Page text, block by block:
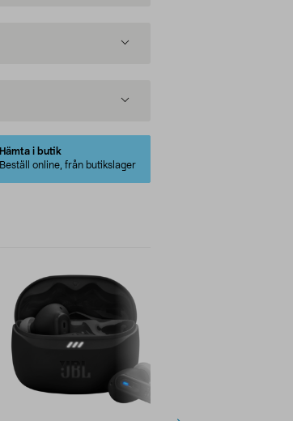
Hämta i butik
Beställ online, från butikslager